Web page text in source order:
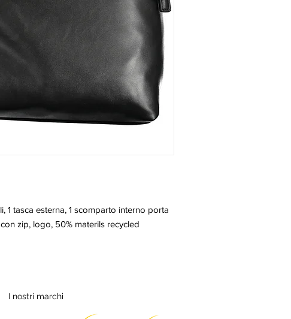
1 tasca esterna, 1 scomparto interno porta
zip, logo, 50% materils recycled
I nostri marchi